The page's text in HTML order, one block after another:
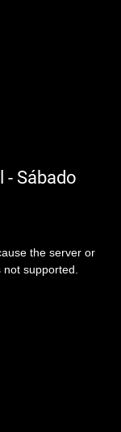
- Sábado
the server or
supported.